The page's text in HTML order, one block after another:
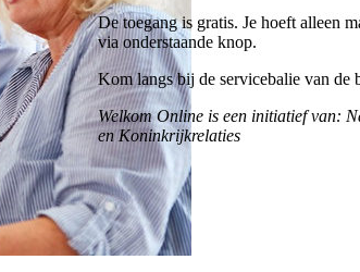
De toegang is gratis. Je hoeft alleen
via onderstaande knop.
Kom langs bij de servicebalie van
Welkom Online is een initiatief van:
en Koninkrijkrelaties